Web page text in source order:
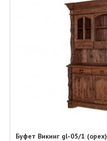
Буфет Викинг gl-05/1 (орех)